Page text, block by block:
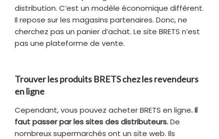
distribution. C’est un modèle économique différent.
Il repose sur les magasins partenaires. Donc, ne
cherchez pas un panier d’achat. Le site BRETS n’est
pas une plateforme de vente.
Trouver les produits BRETS chez les revendeurs
en ligne
Cependant, vous pouvez acheter BRETS en ligne. Il
faut passer par les sites des distributeurs.De
nombreux supermarchés ont un site web. Ils